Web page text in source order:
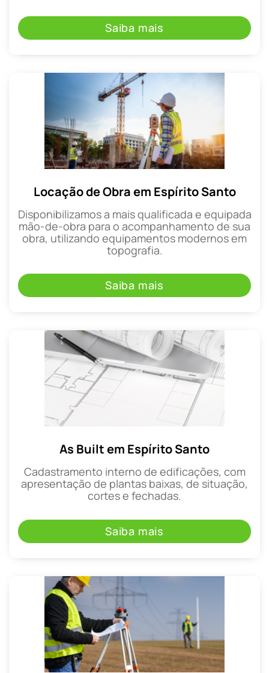
Saiba mais
Locação de Obra em Espírito Santo
Disponibilizamos a mais qualificada e equipada
mão-de-obra para o acompanhamento de sua
obra, utilizando equipamentos modernos em
topografia.
Saiba mais
As Built em Espírito Santo
Cadastramento interno de edificações, com
apresentação de plantas baixas, de situação,
cortes e fechadas.
Saiba mais